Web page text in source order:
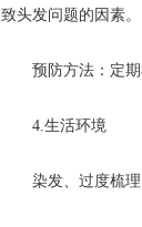
致头发问题的因素。
预防方法：定期
4.生活环境
染发、过度梳理、